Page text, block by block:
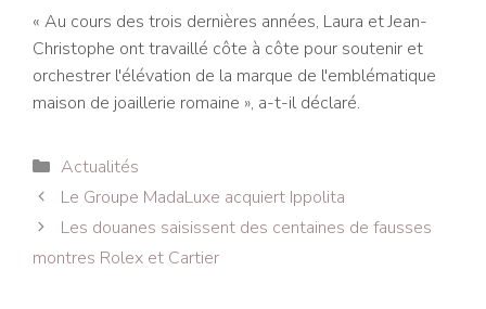
« Au cours des trois dernières années, Laura et Jean-
Christophe ont travaillé côte à côte pour soutenir et
orchestrer l'élévation de la marque de l'emblématique
maison de joaillerie romaine », a-t-il déclaré.
Catégories
Actualités
Navigation
des
articles
Le Groupe MadaLuxe acquiert Ippolita
Les douanes saisissent des centaines de fausses
montres Rolex et Cartier